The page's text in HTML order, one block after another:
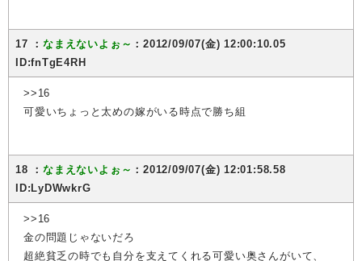
17 ：なまえないよぉ～ ：2012/09/07(金) 12:00:10.05
ID:fnTgE4RH
>>16
可愛いちょっと太めの嫁がいる時点で勝ち組
18 ：なまえないよぉ～ ：2012/09/07(金) 12:01:58.58
ID:LyDWwkrG
>>16
金の問題じゃないだろ
超絶貧乏の時でも自分を支えてくれる可愛い奥さんがいて、